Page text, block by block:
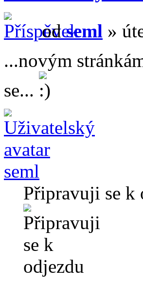
odseml »
...novým
se...
seml
Připravuji se k